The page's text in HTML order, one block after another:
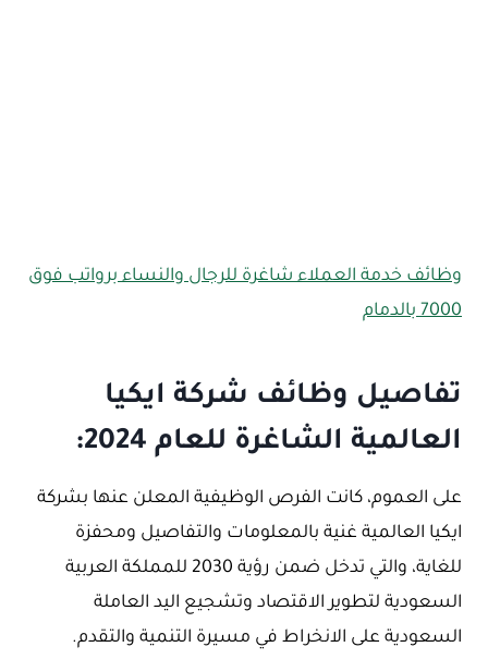
وظائف خدمة العملاء شاغرة للرجال والنساء برواتب فوق
7000 بالدمام
تفاصيل وظائف شركة ايكيا
العالمية الشاغرة للعام 2024:
على العموم، كانت الفرص الوظيفية المعلن عنها بشركة
ايكيا العالمية غنية بالمعلومات والتفاصيل ومحفزة
للغاية، والتي تدخل ضمن رؤية 2030 للمملكة العربية
السعودية لتطوير الاقتصاد وتشجيع اليد العاملة
السعودية على الانخراط في مسيرة التنمية والتقدم.